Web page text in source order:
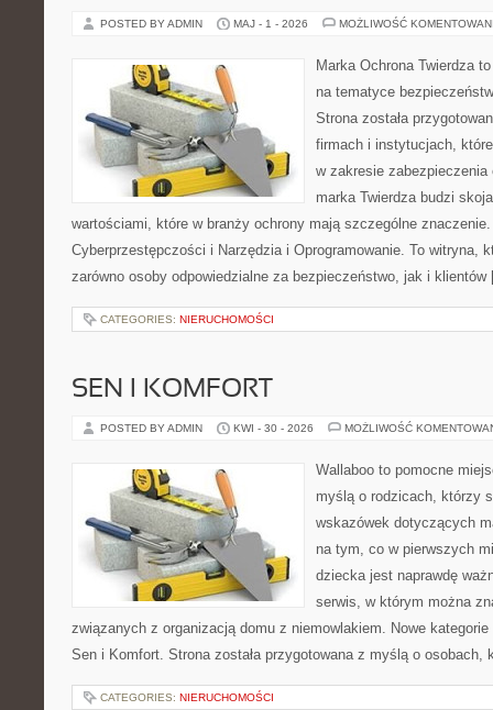
POSTED BY ADMIN MAJ - 1 - 2026 MOŻLIWOŚĆ
Marka Ochrona Twierdza
na tematyce
Strona została
firmach i instytucjach,
w zakresie
marka Twierdza budzi
wartościami, które w branży ochrony mają szczególne
Cyberprzestępczości i Narzędzia i Oprogramowanie. To witryna,
zarówno osoby odpowiedzialne za bezpieczeństwo, jak i
CATEGORIES: NIERUCHOMOŚCI
SEN I KOMFORT
POSTED BY ADMIN KWI - 30 - 2026 MOŻLIWOŚĆ
Wallaboo to pomocne
myślą o rodzicach, którzy
wskazówek dotyczących
na tym, co w pierwszych
dziecka jest naprawdę
serwis, w którym można
związanych z organizacją domu z niemowlakiem. Nowe
Sen i Komfort. Strona została przygotowana z myślą o
CATEGORIES: NIERUCHOMOŚCI